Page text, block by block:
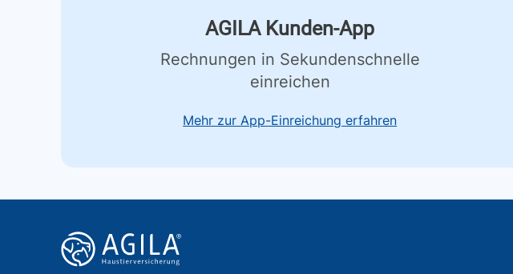
AGILA Kunden-App
Rechnungen in Sekundenschnelle
einreichen
Mehr zur App-Einreichung erfahren